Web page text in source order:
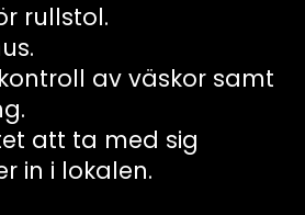
rullstol.
av väskor samt
att ta med sig
in i lokalen.